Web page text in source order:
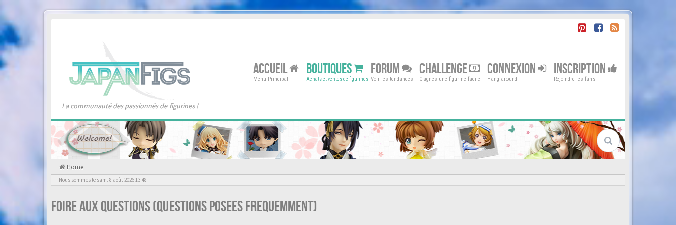
La communauté des passionnés de figurines !
ACCUEIL
Menu Principal
BOUTIQUES
Achats et ventes de figurines
FORUM
Voir les tendances
CHALLENGE
Gagnes une figurine facile
!
CONNEXION
Hang around
INSCRIPTION
Rejoindre les fans
Home
Nous sommes le sam. 8 août 2026 13:48
Foire aux questions (Questions posees frequemment)